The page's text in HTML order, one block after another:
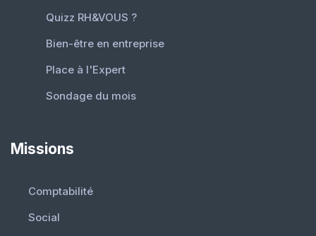
Quizz RH&VOUS ?
Bien-être en entreprise
Place à l'Expert
Sondage du mois
Missions
Comptabilité
Social